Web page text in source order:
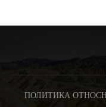
ПОЛИТИКА